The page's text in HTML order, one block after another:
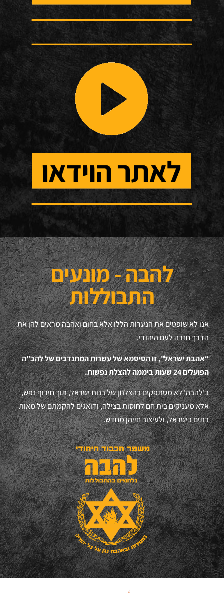
להבה - מונעים
התבוללות
אנו לא שופטים את הנערות הללו אלא בחום ואהבה מראים להן את
הדרך חזרה לעם היהודי.
“אהבת ישראל", זו הסיסמא של עשרות המתנדבים של להב"ה
הפועלים 24 שעות ביממה להצלת נפשות.
ב'להבה' לא מסתפקים בהצלתן של בנות ישראל, תוך חירוף נפש,
אלא מעניקים בית חם לחוסות בצילה, ודואגים להקמתם של מאות
בתים בישראל, ולעיצוב חייהן מחדש.